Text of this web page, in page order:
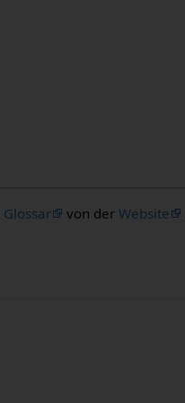
Glossar von derWebsite